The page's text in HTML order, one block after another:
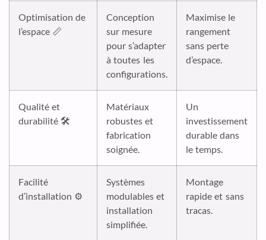
Optimisation de
l’espace 📏
Conception
sur mesure
pour s’adapter
à toutes les
configurations.
Maximise le
rangement
sans perte
d’espace.
Qualité et
durabilité 🛠️
Matériaux
robustes et
fabrication
soignée.
Un
investissement
durable dans
le temps.
Facilité
d’installation ⚙️
Systèmes
modulables et
installation
simplifiée.
Montage
rapide et sans
tracas.